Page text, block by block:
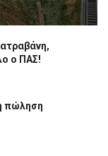
ο ΠΑΣ!
πώληση